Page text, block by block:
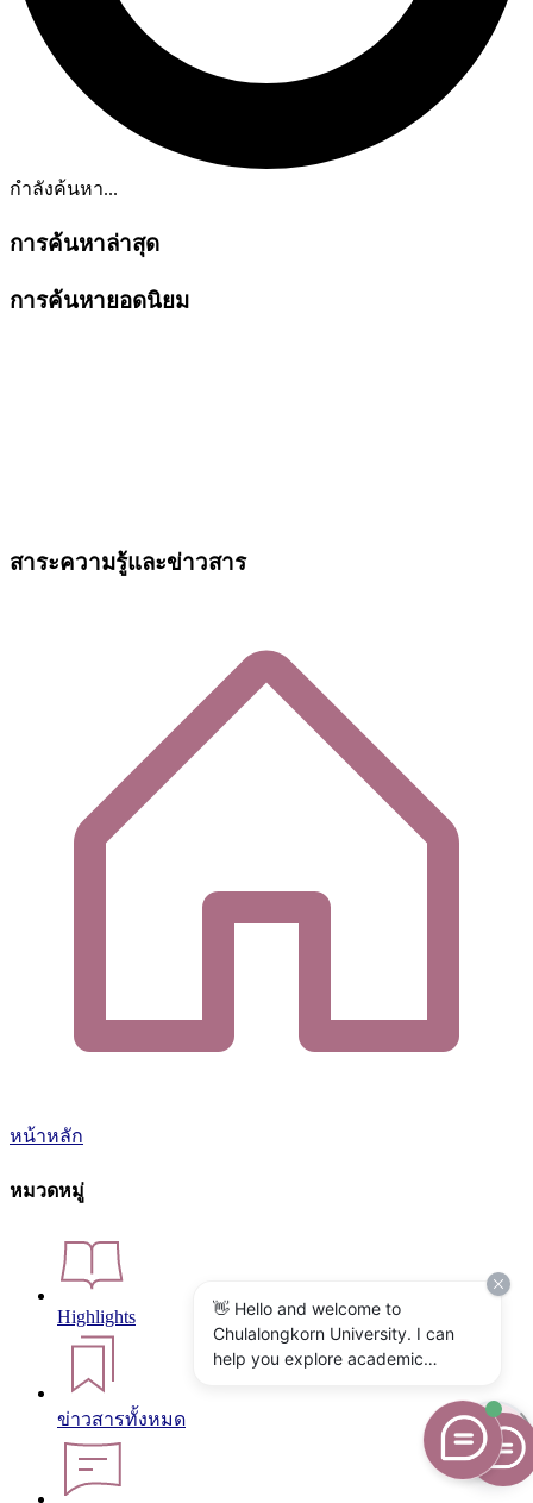
กำลังค้นหา...
การค้นหาล่าสุด
การค้นหายอดนิยม
สาระความรู้และข่าวสาร
หน้าหลัก
หมวดหมู่
Highlights
ข่าวสารทั้งหมด
👋 Hello and welcome to
Chulalongkorn University. I can
help you explore academic